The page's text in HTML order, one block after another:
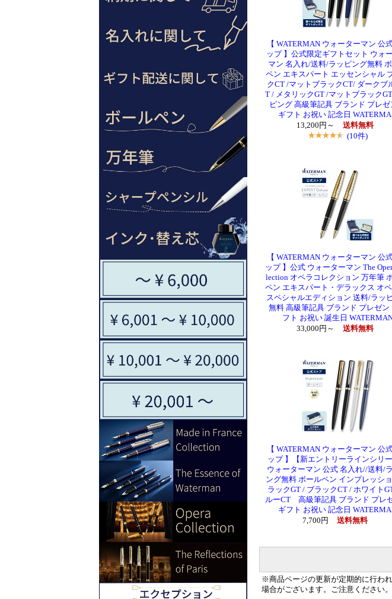
【 WATERMAN ウォーターマン 公
ップ 】公式限定ギフトセット ウォ
マン 名入れ/送料/ラッピング無料
ペン エキスパート エッセンシャル
クCT /マットブラックCT/ ダークブ
T / メタリックGT /マットブラック
ピング 高級筆記具 ブランド プレゼ
ギフト お祝い 記念日
13,200円～
送料無料
(10件)
【 WATERMAN ウォーターマン 公
ップ 】公式 ウォーターマン The
lection オペラコレクション 万年筆
ペン エキスパート・デラックス オ
スペシャルエディション 送料/ラッ
無料 高級筆記具 ブランド プレゼン
フト お祝い 誕生日
33,000円～
送料無料
【 WATERMAN ウォーターマン 公
ップ 】【新エントリーラインシリー
ウォーターマン 公式 名入れ//送料/
ング無料 ボールペン インプレッシ
ラックGT / ブラックCT / ホワイト
ルーCT 高級筆記具 ブランド プレ
ギフト お祝い 記念日
7,700円
送料無料
※商品ページの更新が定期的に行わ
場合がございます。ご注意ください。